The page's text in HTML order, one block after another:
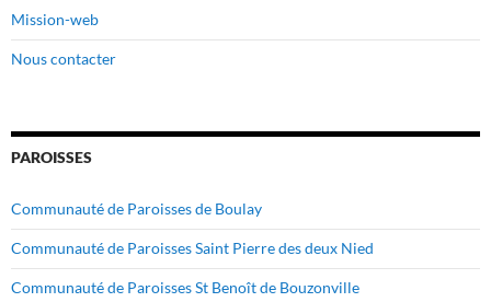
Mission-web
Nous contacter
PAROISSES
Communauté de Paroisses de Boulay
Communauté de Paroisses Saint Pierre des deux Nied
Communauté de Paroisses St Benoît de Bouzonville